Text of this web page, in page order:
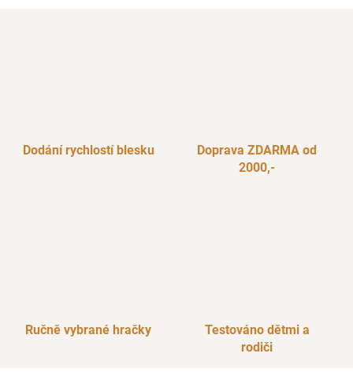
Dodání rychlostí blesku
Doprava ZDARMA od
2000,-
Ručně vybrané hračky
Testováno dětmi a
rodiči